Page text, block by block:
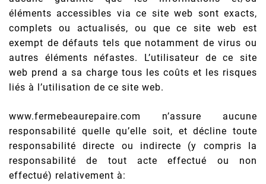
éléments accessibles via ce site web sont exacts,
complets ou actualisés, ou que ce site web est
exempt de défauts tels que notamment de virus ou
autres éléments néfastes. L’utilisateur de ce site
web prend a sa charge tous les coûts et les risques
liés à l’utilisation de ce site web.
www.fermebeaurepaire.com n’assure aucune
responsabilité quelle qu’elle soit, et décline toute
responsabilité directe ou indirecte (y compris la
responsabilité de tout acte effectué ou non
effectué) relativement à: